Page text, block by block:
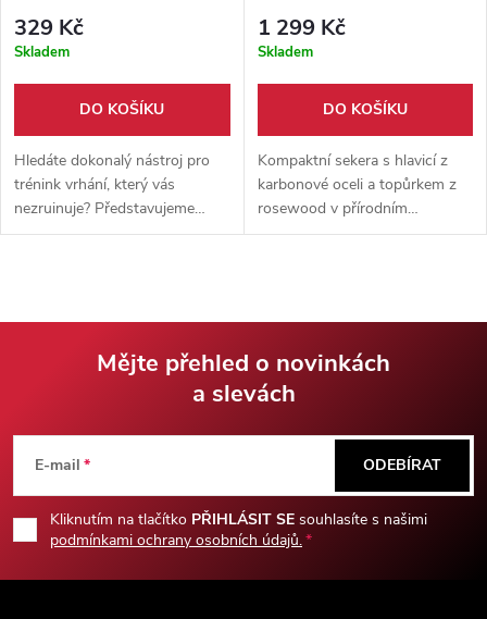
329 Kč
Skladem
DO KOŠÍKU
Hledáte dokonalý nástroj pro
trénink vrhání, který vás
nezruinuje? Představujeme
Vrhací Tomahawk „BLACK
klíčové pro úspěch při každém
1 299 Kč
Skladem
DO KOŠÍKU
Kompaktní sekera s hlavicí z
karbonové oceli a topůrkem z
rosewood v přírodním
outdoorovém stylu. Dodává se
p
a
Mějte přehled o novinkách
a slevách
E-mail
Kliknutím na tlačítko PŘIHLÁSIT SE souhlasíte s našimi
podmínkami ochrany osobních údajů.
ODEBÍRAT